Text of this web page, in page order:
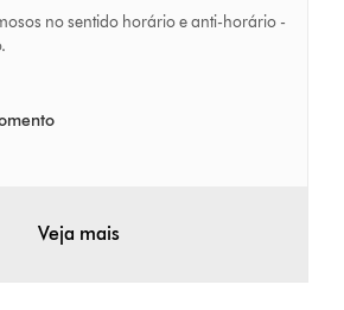
no sentido horário e anti-horário -
Veja mais